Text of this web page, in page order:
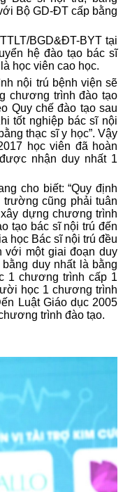
Bộ GD-ĐT cấp bằng
BGD&ĐT-BYT tại
hệ đào tạo bác sĩ
học viên cao học.
nội trú bệnh viện sẽ
chương trình đào tạo
Quy chế đào tạo sau
tốt nghiệp bác sĩ nội
thạc sĩ y học”. Vậy
học viên đã hoàn
nhận duy nhất 1
cho biết: “Quy định
cũng phải tuân
dựng chương trình
tạo bác sĩ nội trú đến
học Bác sĩ nội trú đều
với một giai đoạn duy
duy nhất là bằng
1 chương trình cấp 1
học 1 chương trình
Luật Giáo dục 2005
trình đào tạo.